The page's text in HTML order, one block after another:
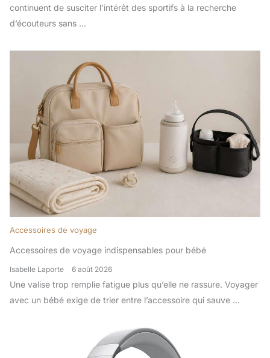
continuent de susciter l’intérêt des sportifs à la recherche
d’écouteurs sans ...
Accessoires de voyage
Accessoires de voyage indispensables pour bébé
Isabelle Laporte 6 août 2026
Une valise trop remplie fatigue plus qu’elle ne rassure. Voyager
avec un bébé exige de trier entre l’accessoire qui sauve ...